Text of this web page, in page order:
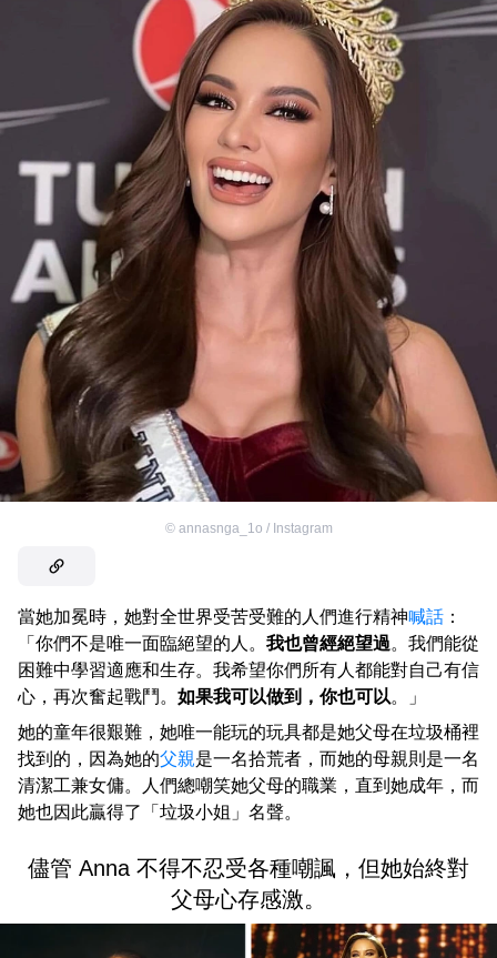
© annasnga_1o / Instagram
當她加冕時，她對全世界受苦受難的人們進行精神喊話 ：
「你們不是唯一面臨絕望的人。 我也曾經絕望過。我們能從
困難中學習適應和生存。我希望你們所有人都能對自己有信
心，再次奮起戰鬥。 如果我可以做到，你也可以。」
她的童年很艱難，她唯一能玩的玩具都是她父母在垃圾桶裡
找到的，因為她的父親是一名拾荒者，而她的母親則是一名
清潔工兼女傭。人們總嘲笑她父母的職業，直到她成年，而
她也因此贏得了「垃圾小姐」名聲。
儘管 Anna 不得不忍受各種嘲諷，但她始終對
父母心存感激。